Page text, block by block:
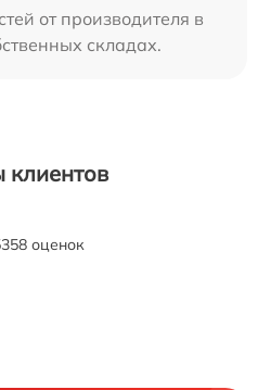
от производителя в
складах.
клиентов
оценок